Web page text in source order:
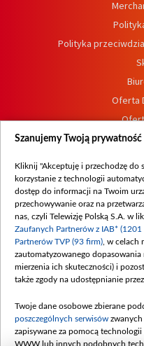
Polityka
Oferta
Procedura
Szanujemy Twoją prywatność
Kliknij "Akceptuję i przechodzę do
korzystanie z technologii
dostęp do informacji na Twoim
przechowywanie oraz na
nas, czyli Telewizję Polską S.A. w
Zaufanych Partnerów z IAB* (1201
Partnerów TVP (93 firm) , w
zautomatyzowanego
mierzenia ich skuteczności) i
także zgody na udostępnianie
Twoje dane osobowe zbierane
poszczególnych serwisów zwanych
zapisywane za pomocą
WWW lub innych podobnych